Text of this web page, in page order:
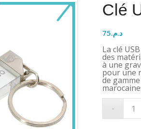
Clé
د.م.75
La clé
des
à une
pour une
de